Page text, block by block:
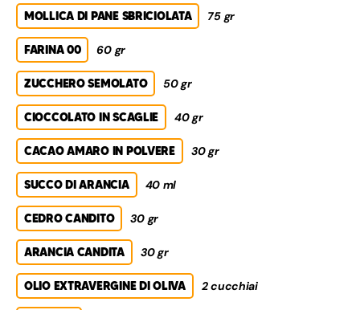
MOLLICA DI PANE SBRICIOLATA 75 gr
FARINA 00 60 gr
ZUCCHERO SEMOLATO 50 gr
CIOCCOLATO IN SCAGLIE 40 gr
CACAO AMARO IN POLVERE 30 gr
SUCCO DI ARANCIA 40 ml
CEDRO CANDITO 30 gr
ARANCIA CANDITA 30 gr
OLIO EXTRAVERGINE DI OLIVA 2 cucchiai